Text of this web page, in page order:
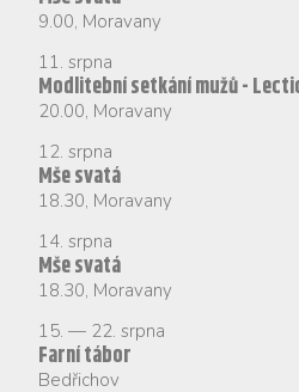
9.00, Moravany
11. srpna
Modlitební setkání mužů -
20.00, Moravany
12. srpna
Mše svatá
18.30, Moravany
14. srpna
Mše svatá
18.30, Moravany
15. — 22. srpna
Farní tábor
Bedřichov